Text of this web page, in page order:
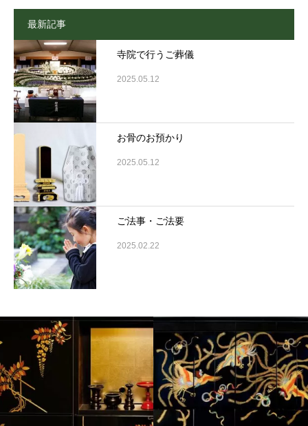
最新記事
寺院で行うご葬儀
2025.05.12
お骨のお預かり
2025.05.12
ご法事・ご法要
2025.02.22